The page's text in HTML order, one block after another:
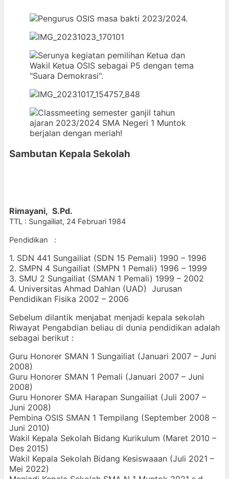
Sambutan Kepala Sekolah
Rimayani, S.Pd.
TTL : Sungailiat, 24 Februari 1984
Pendidikan :
1. SDN 441 Sungailiat (SDN 15 Pemali) 1990 – 1996
2. SMPN 4 Sungailiat (SMPN 1 Pemali) 1996 – 1999
3. SMU 2 Sungailiat (SMAN 1 Pemali) 1999 – 2002
4. Universitas Ahmad Dahlan (UAD) Jurusan
Pendidikan Fisika 2002 – 2006
Sebelum dilantik menjabat menjadi kepala sekolah
Riwayat Pengabdian beliau di dunia pendidikan adalah
sebagai berikut :
Guru Honorer SMAN 1 Sungailiat (Januari 2007 – Juni
2008)
Guru Honorer SMAN 1 Pemali (Januari 2007 – Juni
2008)
Guru Honorer SMA Harapan Sungailiat (Juli 2007 –
Juni 2008)
Pembina OSIS SMAN 1 Tempilang (September 2008 –
Juni 2010)
Wakil Kepala Sekolah Bidang Kurikulum (Maret 2010 –
Des 2015)
Wakil Kepala Sekolah Bidang Kesiswaaan (Juli 2021 –
Mei 2022)